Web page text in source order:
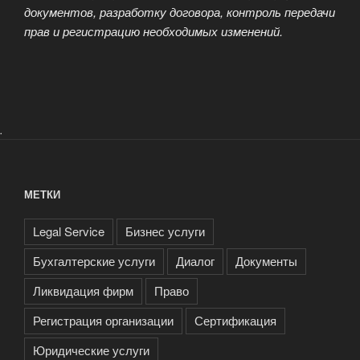
документов, разработку договора, контроль передачи
прав и регистрацию необходимых изменений.
.
МЕТКИ
Legal Service
Бизнес услуги
Бухгалтерские услуги
Диалог
Документы
Ликвидация фирм
Право
Регистрация организации
Сертификация
Юридические услуги